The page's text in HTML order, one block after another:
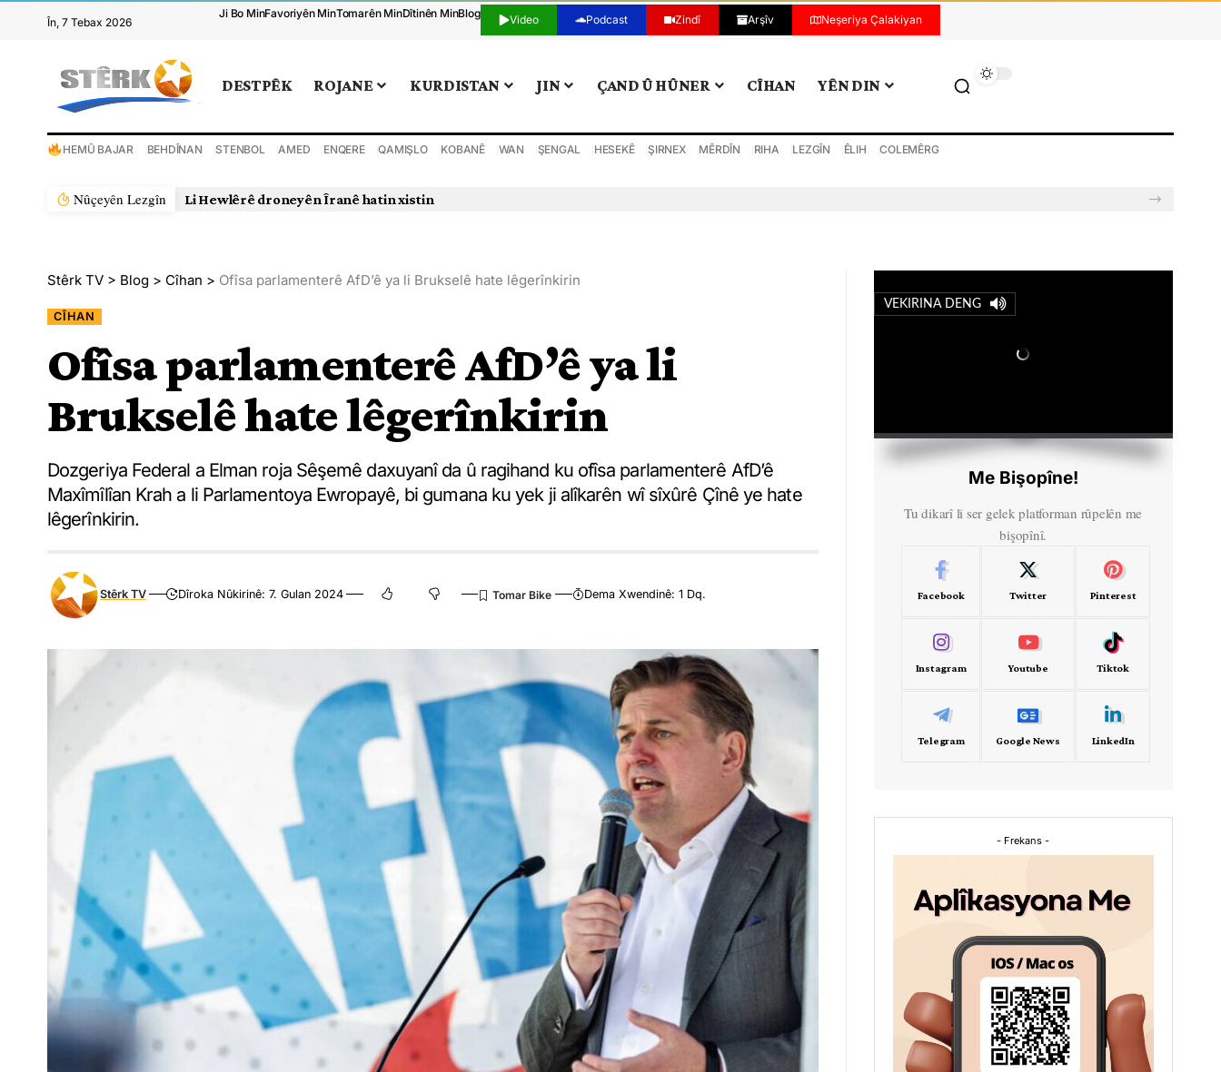
În, 7 Tebax 2026
Ji Bo MinFavoriyên MinTomarên MinDîtinên MinBlog Video Podcast Zindî Arşîv Neşeriya Çalakiyan
DESTPÊK ROJANE KURDISTAN JIN ÇAND Û HÛNER CÎHAN YÊN DIN
HEMÛ BAJAR BEHDÎNAN STENBOL AMED ENQERE QAMIŞLO KOBANÊ WAN ŞENGAL HESEKÊ ŞIRNEX MÊRDÎN RIHA LEZGÎN ÊLIH COLEMÊRG
Nûçeyên Lezgîn Li Hewlêrê droneyên Îranê hatin xistin
Stêrk TV > Blog > Cîhan > Ofîsa parlamenterê AfD’ê ya li Brukselê hate lêgerînkirin
CÎHAN
Ofîsa parlamenterê AfD’ê ya li
Brukselê hate lêgerînkirin
Dozgeriya Federal a Elman roja Sêşemê daxuyanî da û ragihand ku ofîsa parlamenterê AfD’ê
Maxîmîlîan Krah a li Parlamentoya Ewropayê, bi gumana ku yek ji alîkarên wî sîxûrê Çînê ye hate
lêgerînkirin.
Stêrk TV Dîroka Nûkirinê: 7. Gulan 2024 Dema Xwendinê: 1 Dq.
VEKIRINA DENG
Me Bişopîne!
Tu dikarî li ser gelek platforman rûpelên me
bişopînî.
Facebook Twitter Pinterest
Instagram Youtube Tiktok
Telegram Google News LinkedIn
- Frekans -